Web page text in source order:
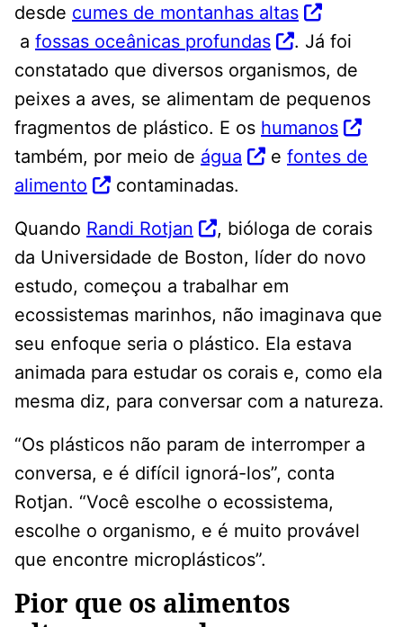
desde cumes de montanhas altas
a fossas oceânicas profundas
. Já foi
constatado que diversos organismos, de
peixes a aves, se alimentam de pequenos
fragmentos de plástico. E os humanos
também, por meio de água e fontes de
alimento
contaminadas.
Quando Randi Rotjan
, bióloga de corais
da Universidade de Boston, líder do novo
estudo, começou a trabalhar em
ecossistemas marinhos, não imaginava que
seu enfoque seria o plástico. Ela estava
animada para estudar os corais e, como ela
mesma diz, para conversar com a natureza.
“Os plásticos não param de interromper a
conversa, e é difícil ignorá-los”, conta
Rotjan. “Você escolhe o ecossistema,
escolhe o organismo, e é muito provável
que encontre microplásticos”.
Pior que os alimentos